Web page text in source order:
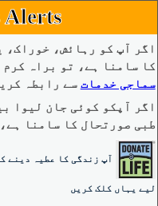
Alerts
اگر آپ کو رہائش،
کا سامنا ہے، تو براہ
سماجی خدمات سے رابطہ
اگر آپکو کوئی جان لیوا
طبی صورتحال کا سامنا ہے، تو براہ
آپ زندگی کا عطیہ دینے
لیے یہاں کلک کریں